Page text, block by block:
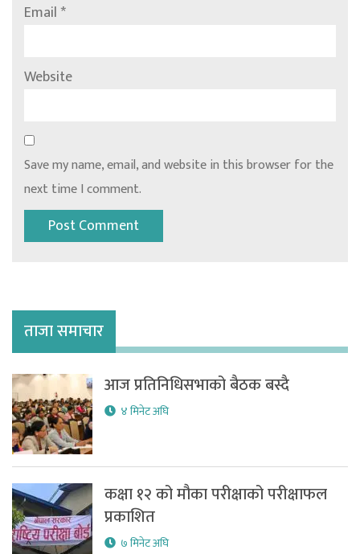
Email*
Website
Save my name, email, and website in this browser for the
next time I comment.
ताजा समाचार
आज प्रतिनिधिसभाको बैठक बस्दै
४ मिनेट अघि
कक्षा १२ को मौका परीक्षाको परीक्षाफल
प्रकाशित
७ मिनेट अघि